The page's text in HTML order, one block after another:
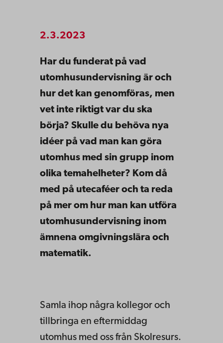
2.3.2023
Har du funderat på vad
utomhusundervisning är och
hur det kan genomföras, men
vet inte riktigt var du ska
börja? Skulle du behöva nya
idéer på vad man kan göra
utomhus med sin grupp inom
olika temahelheter? Kom då
med på utecaféer och ta reda
på mer om hur man kan utföra
utomhusundervisning inom
ämnena omgivningslära och
matematik.
Samla ihop några kollegor och
tillbringa en eftermiddag
utomhus med oss från Skolresurs.